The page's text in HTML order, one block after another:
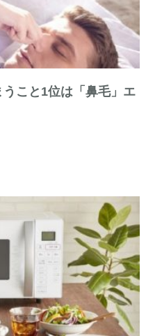
こと1位は「鼻毛」エ